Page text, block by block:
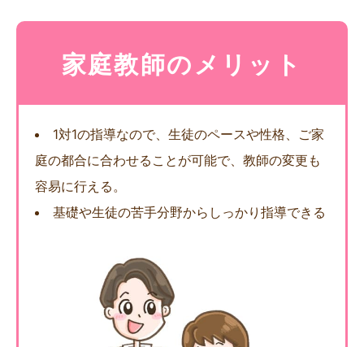
家庭教師のメリット
1対1の指導なので、生徒のペースや性格、ご家
庭の都合に合わせることが可能で、教師の変更も
容易に行える。
基礎や生徒の苦手分野からしっかり指導できる